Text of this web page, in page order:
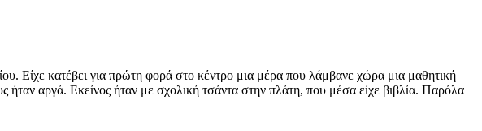
Είχε κατέβει για πρώτη φορά στο κέντρο μια μέρα που λάμβανε χώρα μια μαθητική
ήταν αργά. Εκείνος ήταν με σχολική τσάντα στην πλάτη, που μέσα είχε βιβλία. Παρόλα